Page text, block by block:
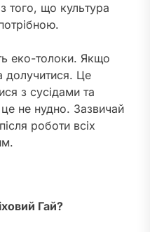
того, що культура
еко-толоки. Якщо
долучитися. Це
з сусідами та
не нудно. Зазвичай
роботи всіх
Гай?